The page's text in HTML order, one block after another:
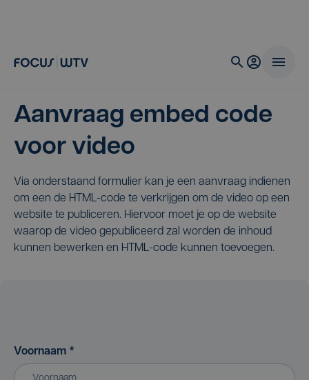
Aanvraag embed code
voor video
Via onderstaand formulier kan je een aanvraag indienen
om een de HTML-code te verkrijgen om de video op een
website te publiceren. Hiervoor moet je op de website
waarop de video gepubliceerd zal worden de inhoud
kunnen bewerken en HTML-code kunnen toevoegen.
Voornaam *